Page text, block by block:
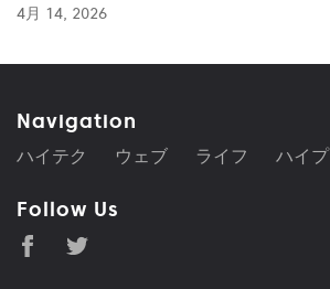
4月 14, 2026
Navigation
ハイテク ウェブ ライフ ハイプ
Follow Us